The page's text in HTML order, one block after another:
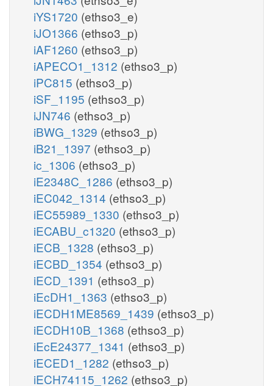
iYS1720 (ethso3_e)
iJO1366 (ethso3_p)
iAF1260 (ethso3_p)
iAPECO1_1312 (ethso3_p)
iPC815 (ethso3_p)
iSF_1195 (ethso3_p)
iJN746 (ethso3_p)
iBWG_1329 (ethso3_p)
iB21_1397 (ethso3_p)
ic_1306 (ethso3_p)
iE2348C_1286 (ethso3_p)
iEC042_1314 (ethso3_p)
iEC55989_1330 (ethso3_p)
iECABU_c1320 (ethso3_p)
iECB_1328 (ethso3_p)
iECBD_1354 (ethso3_p)
iECD_1391 (ethso3_p)
iEcDH1_1363 (ethso3_p)
iECDH1ME8569_1439 (ethso3_p)
iECDH10B_1368 (ethso3_p)
iEcE24377_1341 (ethso3_p)
iECED1_1282 (ethso3_p)
iECH74115_1262 (ethso3_p)